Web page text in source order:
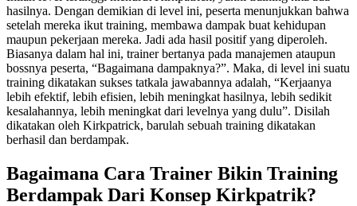
hasilnya. Dengan demikian di level ini, peserta menunjukkan bahwa
setelah mereka ikut training, membawa dampak buat kehidupan
maupun pekerjaan mereka. Jadi ada hasil positif yang diperoleh.
Biasanya dalam hal ini, trainer bertanya pada manajemen ataupun
bossnya peserta, “Bagaimana dampaknya?”. Maka, di level ini suatu
training dikatakan sukses tatkala jawabannya adalah, “Kerjaanya
lebih efektif, lebih efisien, lebih meningkat hasilnya, lebih sedikit
kesalahannya, lebih meningkat dari levelnya yang dulu”. Disilah
dikatakan oleh Kirkpatrick, barulah sebuah training dikatakan
berhasil dan berdampak.
Bagaimana Cara Trainer Bikin Training
Berdampak Dari Konsep Kirkpatrik?